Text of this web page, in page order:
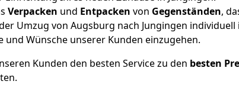
Verpacken und Entpacken von Gegenständen,
Umzug von Augsburg nach Jungingen
Wünsche unserer Kunden einzugehen.
Kunden den besten Service zu den besten